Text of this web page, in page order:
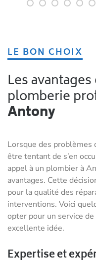
LE BON CHOIX
Les avantages d'un service de
plomberie
Antony
Lorsque des
être tentant de s’en
appel à un plombier à
avantages. Cette
pour la qualité des
interventions. Voici
opter pour un service
excellente idée.
Expertise et